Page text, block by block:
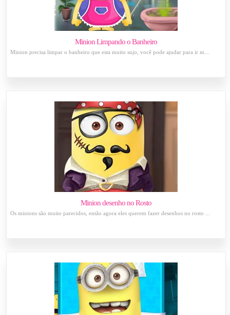
Minion Limpando o Banheiro
Minion precisa limpar o banheiro que esta muito sujo, você pode ajudar para ir m...
Minion desenho no Rosto
Os minions são muito parecidos, então agora eles querem fazer desenhos no rosto ...